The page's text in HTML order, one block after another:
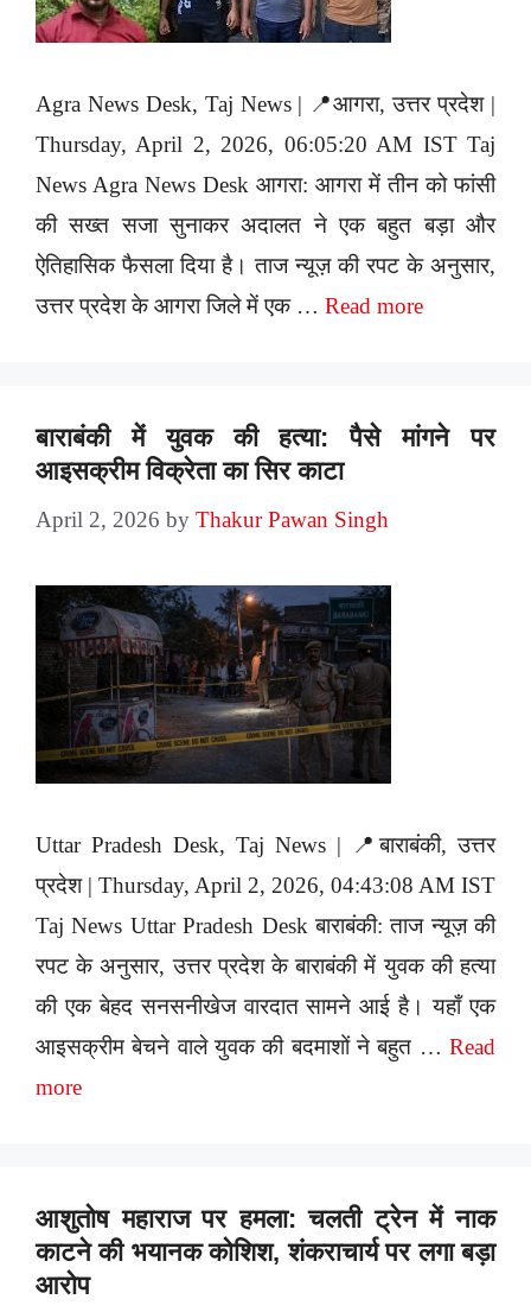
Agra News Desk, Taj News | 📍आगरा, उत्तर प्रदेश |
Thursday, April 2, 2026, 06:05:20 AM IST Taj
News Agra News Desk आगरा: आगरा में तीन को फांसी
की सख्त सजा सुनाकर अदालत ने एक बहुत बड़ा और
ऐतिहासिक फैसला दिया है। ताज न्यूज़ की रपट के अनुसार,
उत्तर प्रदेश के आगरा जिले में एक … Read more
बाराबंकी में युवक की हत्या: पैसे मांगने पर
आइसक्रीम विक्रेता का सिर काटा
April 2, 2026 by Thakur Pawan Singh
Uttar Pradesh Desk, Taj News | 📍बाराबंकी, उत्तर
प्रदेश | Thursday, April 2, 2026, 04:43:08 AM IST
Taj News Uttar Pradesh Desk बाराबंकी: ताज न्यूज़ की
रपट के अनुसार, उत्तर प्रदेश के बाराबंकी में युवक की हत्या
की एक बेहद सनसनीखेज वारदात सामने आई है। यहाँ एक
आइसक्रीम बेचने वाले युवक की बदमाशों ने बहुत … Read
more
आशुतोष महाराज पर हमला: चलती ट्रेन में नाक
काटने की भयानक कोशिश, शंकराचार्य पर लगा बड़ा
आरोप